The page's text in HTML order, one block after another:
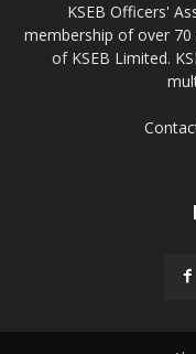
KSEB Officers'
membership of over 70
of KSEB Limited.